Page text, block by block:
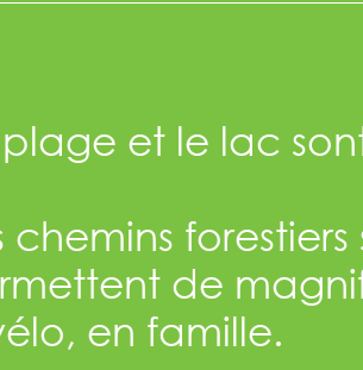
et le lac
chemins
de
en famille.